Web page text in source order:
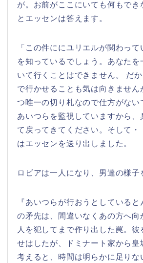
が。お前がここにいても何もでき
とエッセンは答えます。
「この件ににユリエルが関わっ
を知っているでしょう。あなたを
いて行くことはできません。 だ
で行かせることも気は向きません
つ唯一の切り札なので仕方がない
あいつらを監視していますから、
て戻ってきてください。そして・
はエッセンを送り出しました。
ロビアは一人になり、男達の様子
『あいつらが行おうとしている
の矛先は、間違いなくあの方へ向
人を犯してまで作り出した罠。
せはしたが、ドミナート家から皇
考えると、時間は明らかに足りな